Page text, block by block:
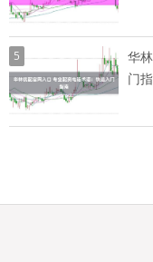
5
华
门